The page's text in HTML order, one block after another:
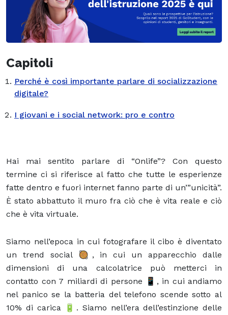
Capitoli
Perché è così importante parlare di socializzazione
digitale?
I giovani e i social network: pro e contro
Hai mai sentito parlare di “Onlife”? Con questo
termine ci si riferisce al fatto che tutte le esperienze
fatte dentro e fuori internet fanno parte di un’”unicità”.
È stato abbattuto il muro fra ciò che è vita reale e ciò
che è vita virtuale.
Siamo nell’epoca in cui fotografare il cibo è diventato
un trend social 🥘, in cui un apparecchio dalle
dimensioni di una calcolatrice può metterci in
contatto con 7 miliardi di persone 📱, in cui andiamo
nel panico se la batteria del telefono scende sotto al
10% di carica 🔋. Siamo nell’era dell’estinzione delle